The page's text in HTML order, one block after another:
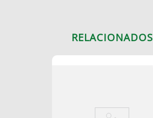
RELACIONADOS